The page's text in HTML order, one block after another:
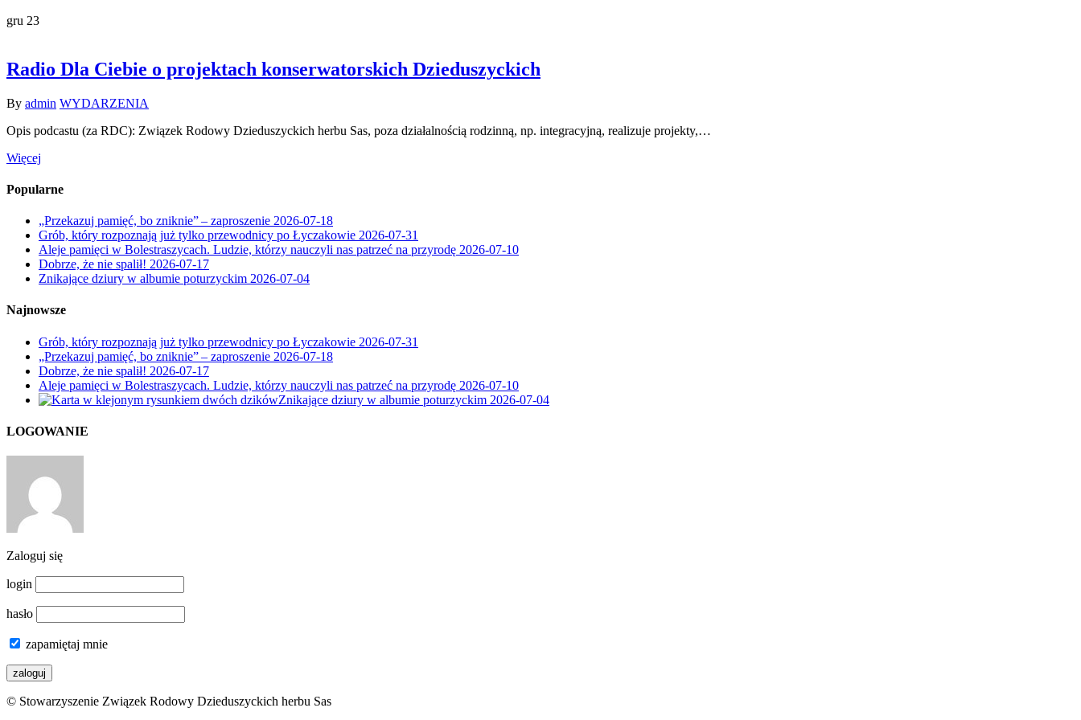
gru 23
Radio Dla Ciebie o projektach konserwatorskich Dzieduszyckich
By admin WYDARZENIA
Opis podcastu (za RDC): Związek Rodowy Dzieduszyckich herbu Sas, poza działalnością rodzinną, np. integracyjną, realizuje projekty,…
Więcej
Popularne
„Przekazuj pamięć, bo zniknie” – zaproszenie 2026-07-18
Grób, który rozpoznają już tylko przewodnicy po Łyczakowie 2026-07-31
Aleje pamięci w Bolestraszycach. Ludzie, którzy nauczyli nas patrzeć na przyrodę 2026-07-10
Dobrze, że nie spalił! 2026-07-17
Znikające dziury w albumie poturzyckim 2026-07-04
Najnowsze
Grób, który rozpoznają już tylko przewodnicy po Łyczakowie 2026-07-31
„Przekazuj pamięć, bo zniknie” – zaproszenie 2026-07-18
Dobrze, że nie spalił! 2026-07-17
Aleje pamięci w Bolestraszycach. Ludzie, którzy nauczyli nas patrzeć na przyrodę 2026-07-10
Znikające dziury w albumie poturzyckim 2026-07-04
LOGOWANIE
Zaloguj się
login
hasło
zapamiętaj mnie
© Stowarzyszenie Związek Rodowy Dzieduszyckich herbu Sas